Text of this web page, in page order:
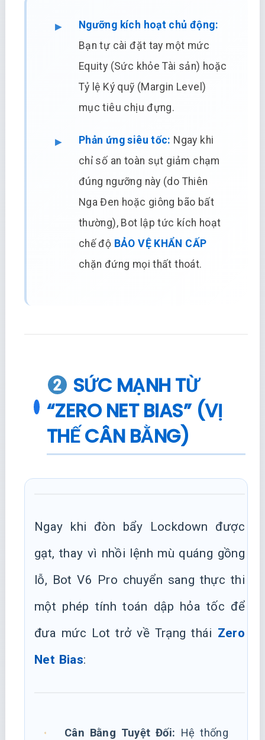
Ngưỡng kích hoạt chủ động:
Bạn tự cài đặt tay một mức
Equity (Sức khỏe Tài sản) hoặc
Tỷ lệ Ký quỹ (Margin Level)
mục tiêu chịu đựng.
Phản ứng siêu tốc: Ngay khi
chỉ số an toàn sụt giảm chạm
đúng ngưỡng này (do Thiên
Nga Đen hoặc giông bão bất
thường), Bot lập tức kích hoạt
chế độ BẢO VỆ KHẨN CẤP
chặn đứng mọi thất thoát.
SỨC MẠNH TỪ
“ZERO NET BIAS” (VỊ
THẾ CÂN BẰNG)
Ngay khi đòn bẩy Lockdown được
gạt, thay vì nhồi lệnh mù quáng gồng
lỗ, Bot V6 Pro chuyển sang thực thi
một phép tính toán dập hỏa tốc để
đưa mức Lot trở về Trạng thái Zero
Net Bias:
Cân Bằng Tuyệt Đối: Hệ thống